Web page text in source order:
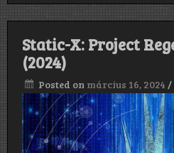
Static-X: Project
(2024)
Posted on március 16, 2024 /